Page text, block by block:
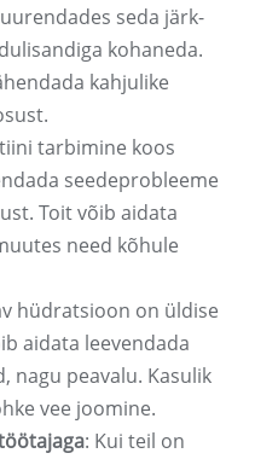
seda järk-
kohaneda.
kahjulike
tarbimine koos
seedeprobleeme
Toit võib aidata
need kõhule
hüdratsioon on üldise
aidata leevendada
nagu peavalu. Kasulik
vee joomine.
: Kui teil on